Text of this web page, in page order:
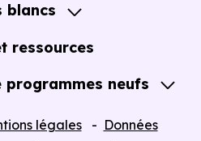
blancs
neuf en VEFA
ressources
programmes neufs
légales
Données